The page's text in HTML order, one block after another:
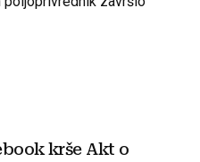
krše Akt o